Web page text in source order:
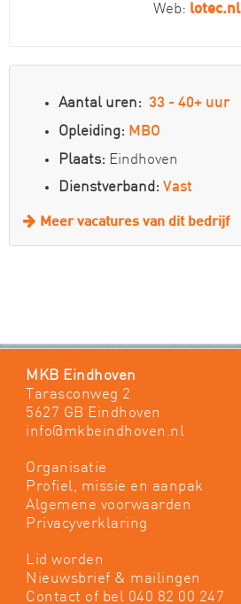
Web: lotec.nl
Aantal uren: 33 - 40+ uur
Opleiding: MBO
Plaats: Eindhoven
Dienstverband: Vast
Meer vacatures van dit bedrijf
MKB Eindhoven
Tarasconweg 2
5627 GB Eindhoven
info@mkbeindhoven.nl
Organisatie
Profiel, missie en aanpak
Algemene voorwaarden
Privacyverklaring
Lid worden
Nieuwsbrief & mailingen
Contact of bel 040 82 00 247